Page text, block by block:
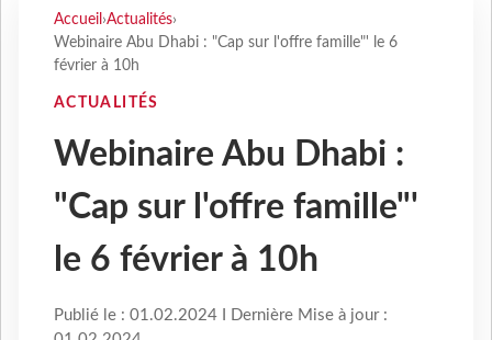
Accueil ›Actualités›
Webinaire Abu Dhabi : "Cap sur l'offre famille"' le 6
février à 10h
ACTUALITÉS
Webinaire Abu Dhabi :
"Cap sur l'offre famille"'
le 6 février à 10h
Publié le : 01.02.2024 I Dernière Mise à jour :